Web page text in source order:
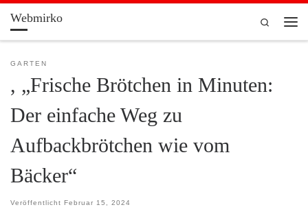
Zum Inhalt springen
Webmirko
Search
GARTEN
, „Frische Brötchen in Minuten:
Der einfache Weg zu
Aufbackbrötchen wie vom
Bäcker“
Veröffentlicht Februar 15, 2024